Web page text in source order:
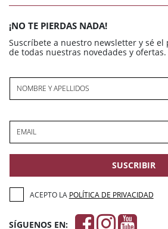
¡NO TE PIERDAS NADA!
Suscríbete a nuestro newsletter y sé
de todas nuestras novedades y ofertas.
NOMBRE Y APELLIDOS
EMAIL
SUSCRIBIR
ACEPTO LA POLÍTICA DE PRIVACIDAD
SÍGUENOS EN: